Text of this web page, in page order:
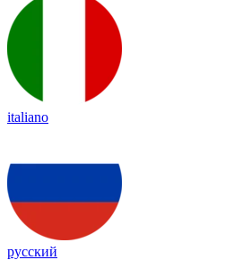
italiano
русский